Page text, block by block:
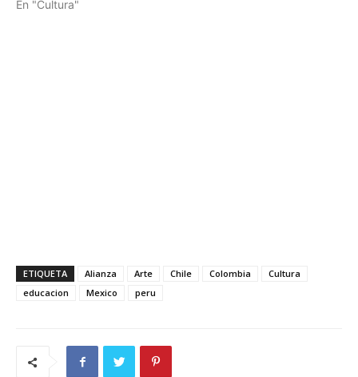
En "Cultura"
ETIQUETA Alianza Arte Chile Colombia
Cultura
educacion
Mexico peru